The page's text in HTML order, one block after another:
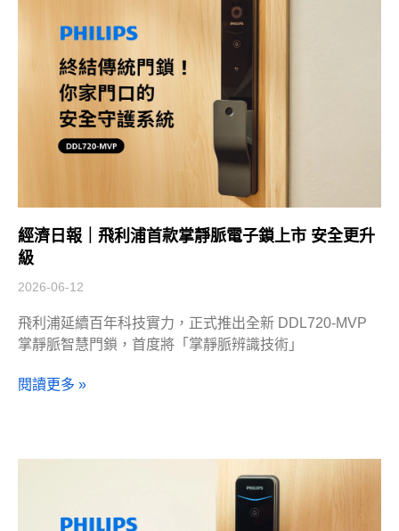
經濟日報｜飛利浦首款掌靜脈電子鎖上市 安全更升
級
2026-06-12
飛利浦延續百年科技實力，正式推出全新 DDL720-MVP
掌靜脈智慧門鎖，首度將「掌靜脈辨識技術」
閱讀更多 »